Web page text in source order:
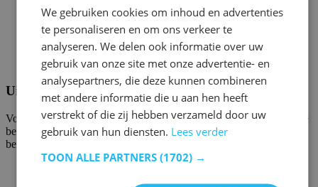
Uitzonderingen
Voor zendingen zwaarder dan 250 kg rekenen we automatisch twee
bezorgers in en een toeslag. Voor de Waddeneilanden of moeilijk
bereikbare plaatsen kan eveneens een meerprijs gelden.
We gebruiken cookies om inhoud en advertenties
te personaliseren en om ons verkeer te
analyseren. We delen ook informatie over uw
gebruik van onze site met onze advertentie- en
analysepartners, die deze kunnen combineren
met andere informatie die u aan hen heeft
verstrekt of die zij hebben verzameld door uw
gebruik van hun diensten. Lees verder
TOON ALLE PARTNERS (1702) →